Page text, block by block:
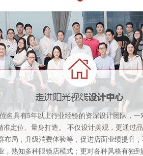
名具有5年以上行业经验的资深设计团队，一
准定位、量身打造。 不仅设计美观，更通过
布局，升级消费体验等，促进店面业绩提升
，熟知多种眼镜店模式；更对各种风格有独